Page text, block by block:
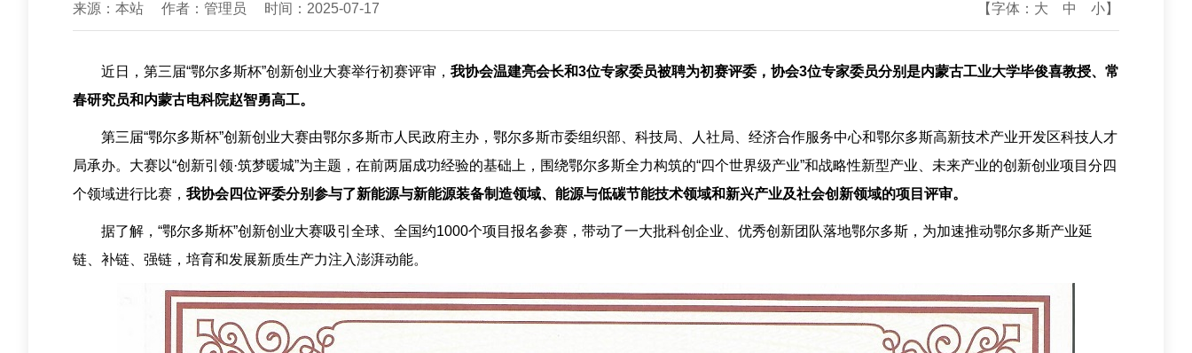
来源：本站 作者：管理员 时间：2025-07-17 【字体： 大 中 小】
近日，第三届“鄂尔多斯杯”创新创业大赛举行初赛评审， 我协会温建亮会长和3位专家委员被聘为初赛评委，协会3位专家委员分别是内蒙古工业大学毕俊喜教授、常
春研究员和内蒙古电科院赵智勇高工。
第三届“鄂尔多斯杯”创新创业大赛由鄂尔多斯市人民政府主办，鄂尔多斯市委组织部、科技局、人社局、经济合作服务中心和鄂尔多斯高新技术产业开发区科技人才
局承办。大赛以“创新引领·筑梦暖城”为主题，在前两届成功经验的基础上，围绕鄂尔多斯全力构筑的“四个世界级产业”和战略性新型产业、未来产业的创新创业项目分四
个领域进行比赛， 我协会四位评委分别参与了新能源与新能源装备制造领域、能源与低碳节能技术领域和新兴产业及社会创新领域的项目评审。
据了解，“鄂尔多斯杯”创新创业大赛吸引全球、全国约1000个项目报名参赛，带动了一大批科创企业、优秀创新团队落地鄂尔多斯，为加速推动鄂尔多斯产业延
链、补链、强链，培育和发展新质生产力注入澎湃动能。